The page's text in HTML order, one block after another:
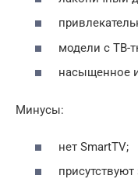
модели с ТВ-
насыщенное
Минусы:
нет SmartTV;